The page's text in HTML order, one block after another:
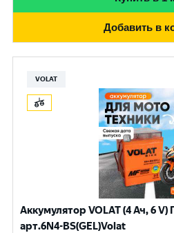
Добавить в
VOLAT
Аккумулятор VOLAT (4 Ач, 6 V)
арт.6N4-BS(GEL)Volat